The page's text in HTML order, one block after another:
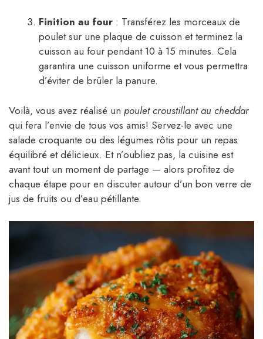
Finition au four : Transférez les morceaux de
poulet sur une plaque de cuisson et terminez la
cuisson au four pendant 10 à 15 minutes. Cela
garantira une cuisson uniforme et vous permettra
d’éviter de brûler la panure.
Voilà, vous avez réalisé un poulet croustillant au cheddar
qui fera l’envie de tous vos amis! Servez-le avec une
salade croquante ou des légumes rôtis pour un repas
équilibré et délicieux. Et n’oubliez pas, la cuisine est
avant tout un moment de partage — alors profitez de
chaque étape pour en discuter autour d’un bon verre de
jus de fruits ou d’eau pétillante.